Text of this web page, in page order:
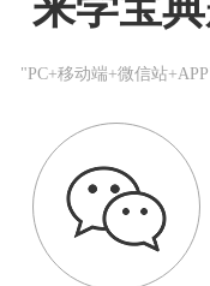
"PC+移动端+微信站